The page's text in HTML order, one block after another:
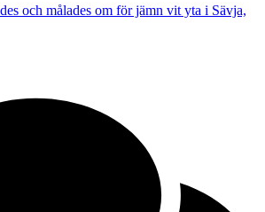
och målades om för jämn vit yta i Sävja,